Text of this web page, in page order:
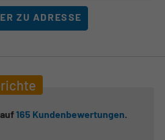
ZU ADRESSE
165 Kundenbewertungen.